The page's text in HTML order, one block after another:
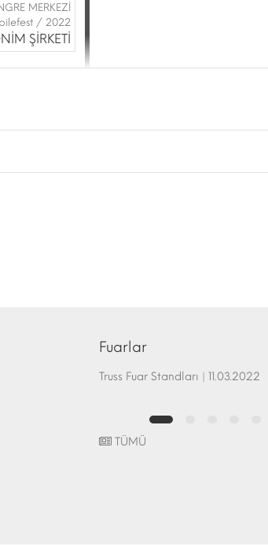
MERKEZİ
/ 2022
ŞİRKETİ
Fuarlar
Truss Fuar Standları | 11.03.2022
TÜMÜ